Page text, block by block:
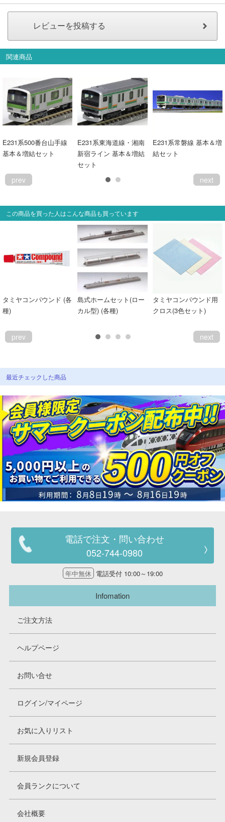
関連商品
E231系500番台山手線
基本＆増結セット
E231系東海道線・湘南
新宿ライン 基本＆増結
セット
E231系常磐線 基本＆増
結セット
prev next
この商品を買った人はこんな商品も買っています
タミヤコンパウンド (各
種)
島式ホームセット(ロー
カル型) (各種)
タミヤコンパウンド用
クロス(3色セット)
prev next
最近チェックした商品
電話で注文・問い合わせ
052-744-0980
年中無休 電話受付 10:00～19:00
Infomation
ご注文方法
ヘルプページ
お問い合せ
ログイン/マイページ
お気に入りリスト
新規会員登録
会員ランクについて
会社概要